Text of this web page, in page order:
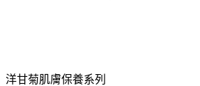
洋甘菊肌膚保養系列